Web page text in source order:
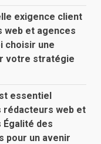
exigence client
web et agences
choisir une
votre stratégie
essentiel
rédacteurs web et
Égalité des
pour un avenir